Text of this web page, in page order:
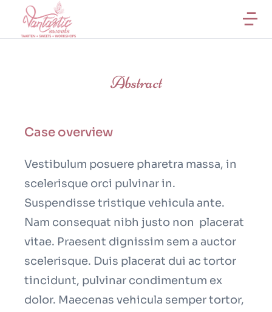
Abstract
Case overview
Vestibulum posuere pharetra massa, in
scelerisque orci pulvinar in.
Suspendisse tristique vehicula ante.
Nam consequat nibh justo non placerat
vitae. Praesent dignissim sem a auctor
scelerisque. Duis placerat dui ac tortor
tincidunt, pulvinar condimentum ex
dolor. Maecenas vehicula semper tortor,